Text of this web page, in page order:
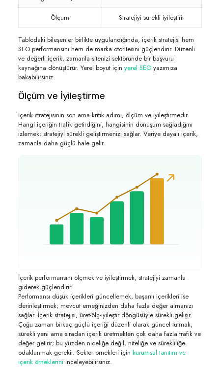
Ölçüm Stratejiyi sürekli iyileştirir
Tablodaki bileşenler birlikte uygulandığında, içerik stratejisi hem
SEO performansını hem de marka otoritesini güçlendirir. Düzenli
ve değerli içerik, zamanla sitenizi sektöründe bir başvuru
kaynağına dönüştürür. Yerel boyut için yerel SEOyazımıza
bakabilirsiniz.
Ölçüm ve İyileştirme
İçerik stratejisinin son ama kritik adımı, ölçüm ve iyileştirmedir.
Hangi içeriğin trafik getirdiğini, hangisinin dönüşüm sağladığını
izlemek; stratejiyi sürekli geliştirmenizi sağlar. Veriye dayalı içerik,
zamanla daha güçlü hale gelir.
İçerik performansını ölçmek ve iyileştirmek, stratejiyi zamanla
giderek güçlendirir.
Performansı düşük içerikleri güncellemek, başarılı içerikleri ise
derinleştirmek; mevcut emeğinizden daha fazla değer almanızı
sağlar. İçerik stratejisi, üret-ölç-iyileştir döngüsüyle sürekli gelişir.
Çoğu zaman birkaç güçlü içeriği düzenli olarak güncel tutmak,
sürekli yeni ama sıradan içerik üretmekten çok daha fazla trafik ve
değer getirir; bu yüzden niceliğe değil, niteliğe ve sürekliliğe
odaklanmak gerekir. Sektör örnekleri için kurumsal tanıtım ve
içerik örnekleriniinceleyebilirsiniz.